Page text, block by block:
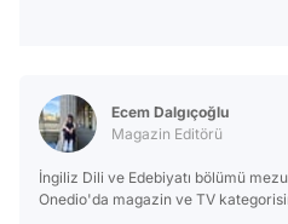
Ecem Dalgıçoğlu
Magazin Editörü
İngiliz Dili ve Edebiyatı bölümü
Onedio'da magazin ve TV